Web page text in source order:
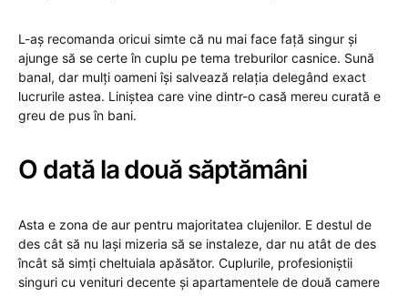
L-aș recomanda oricui simte că nu mai face față singur și
ajunge să se certe în cuplu pe tema treburilor casnice. Sună
banal, dar mulți oameni își salvează relația delegând exact
lucrurile astea. Liniștea care vine dintr-o casă mereu curată e
greu de pus în bani.
O dată la două săptămâni
Asta e zona de aur pentru majoritatea clujenilor. E destul de
des cât să nu lași mizeria să se instaleze, dar nu atât de des
încât să simți cheltuiala apăsător. Cuplurile, profesioniștii
singuri cu venituri decente și apartamentele de două camere